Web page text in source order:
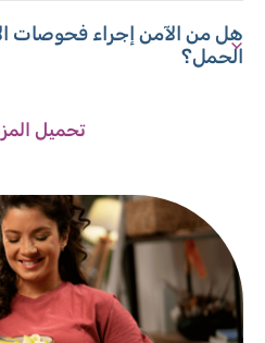
هل من الآمن إجراء فحوصات
الحمل؟
تحميل